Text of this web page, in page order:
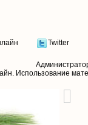
Twitter
. Использование